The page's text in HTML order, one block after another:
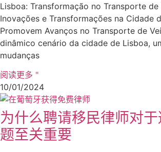
Lisboa: Transformação no Transporte de
Inovações e Transformações na Cidade
Promovem Avanços no Transporte de
dinâmico cenário da cidade de Lisboa,
mudanças
阅读更多 "
10/01/2024
为什么聘请移民律师对
题至关重要